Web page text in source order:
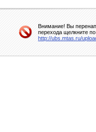
Внимание! Вы
перехода щелкните
http://ubs.mtas.ru/